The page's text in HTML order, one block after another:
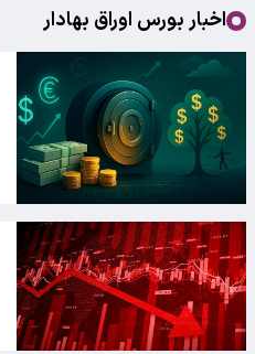
اخبار بورس اوراق بهادار